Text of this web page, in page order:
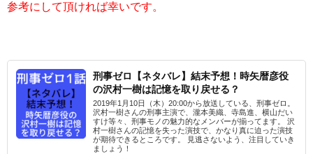
参考にして頂ければ幸いです。
刑事ゼロ【ネタバレ】結末予想！時矢暦彦役
の沢村一樹は記憶を取り戻せる？
2019年1月10日（木）20:00から放送している、刑事ゼロ。
沢村一樹さんの刑事主演で、瀧本美織、寺島進、横山だい
すけ等々、刑事モノの魅力的なメンバーが揃ってます。 沢
村一樹さんの記憶を失った演技で、かなり真に迫った演技
が期待できるところです。 見逃さないよう、注目していき
ましょう！